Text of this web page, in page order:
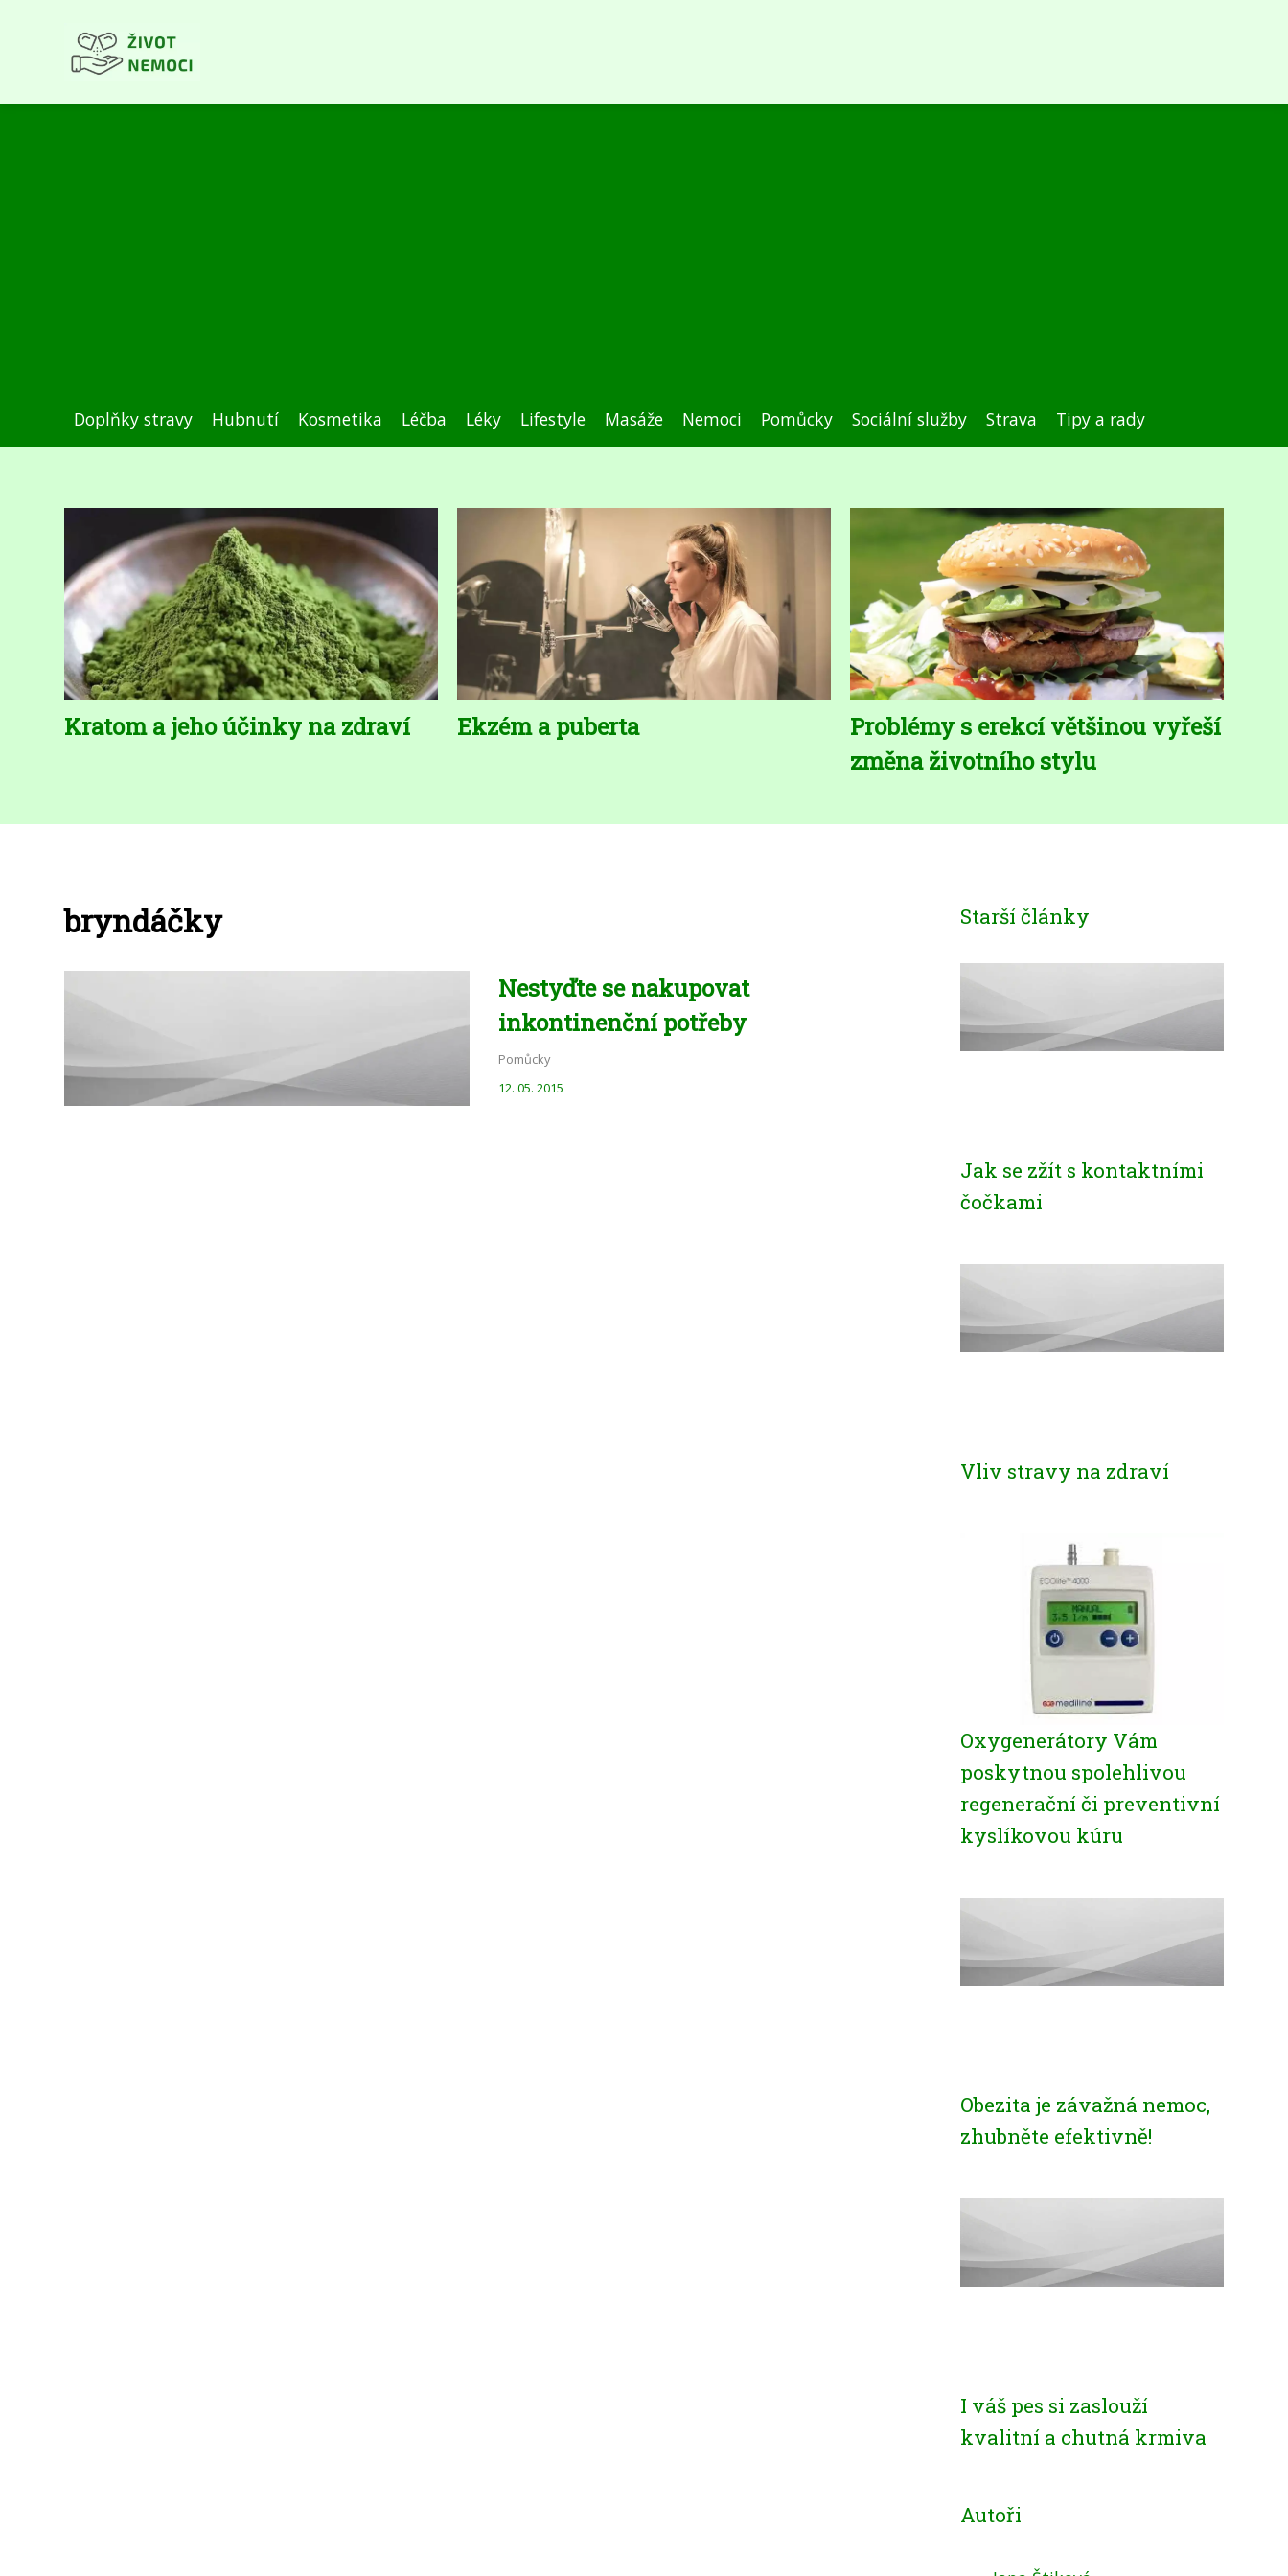
Doplňky stravy Hubnutí Kosmetika Léčba Léky Lifestyle Masáže Nemoci Pomůcky Sociální služby Strava Tipy a rady
Kratom a jeho účinky na zdraví Ekzém a puberta
Problémy s erekcí většinou vyřeší
změna životního stylu
bryndáčky
Nestyďte se nakupovat
inkontinenční potřeby
Pomůcky
12. 05. 2015
Starší články
Jak se zžít s kontaktními
čočkami
Vliv stravy na zdraví
Oxygenerátory Vám
poskytnou spolehlivou
regenerační či preventivní
kyslíkovou kúru
Obezita je závažná nemoc,
zhubněte efektivně!
I váš pes si zaslouží
kvalitní a chutná krmiva
Autoři